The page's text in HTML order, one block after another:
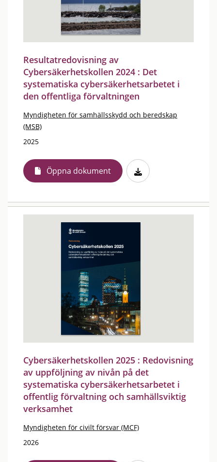
Resultatredovisning av
Cybersäkerhetskollen 2024 : Det
systematiska cybersäkerhetsarbetet i
den offentliga förvaltningen
Myndigheten för samhällsskydd och beredskap
(MSB)
2025
Öppna dokument
Cybersäkerhetskollen 2025 : Redovisning
av uppföljning av nivån på det
systematiska cybersäkerhetsarbetet i
offentlig förvaltning och samhällsviktig
verksamhet
Myndigheten för civilt försvar (MCF)
2026